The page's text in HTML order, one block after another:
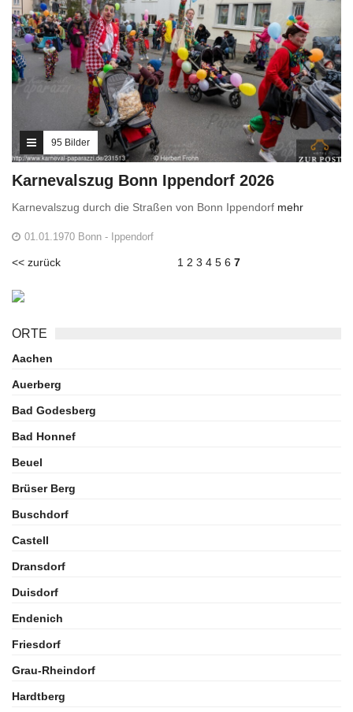
95 Bilder
Karnevalszug Bonn Ippendorf 2026
Karnevalszug durch die Straßen von Bonn Ippendorf mehr
01.01.1970 Bonn - Ippendorf
<< zurück 1 2 3 4 5 6 7
ORTE
Aachen
Auerberg
Bad Godesberg
Bad Honnef
Beuel
Brüser Berg
Buschdorf
Castell
Dransdorf
Duisdorf
Endenich
Friesdorf
Grau-Rheindorf
Hardtberg